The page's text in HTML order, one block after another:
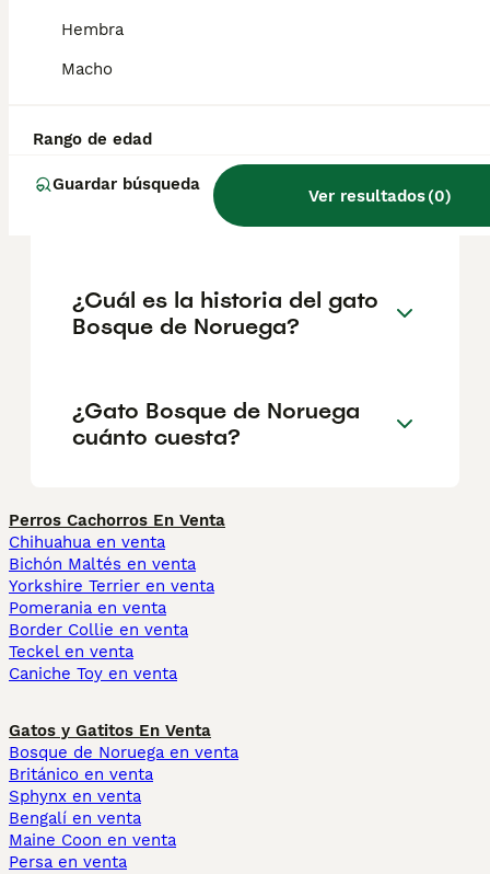
Hembra
Macho
Rango de edad
Guardar búsqueda
Ver resultados(0)
criadores responsables que garanticen la
Informarse bien y comparar opciones antes
¿Cómo son los gatos en el
bosque de Noruega?
¿Cuál es la historia del gato
Bosque de Noruega?
¿Gato Bosque de Noruega
cuánto cuesta?
Perros Cachorros En Venta
Chihuahua en venta
Bichón Maltés en venta
Yorkshire Terrier en venta
Pomerania en venta
Border Collie en venta
Teckel en venta
Caniche Toy en venta
Gatos y Gatitos En Venta
Bosque de Noruega en venta
Británico en venta
Sphynx en venta
Bengalí en venta
Maine Coon en venta
Persa en venta